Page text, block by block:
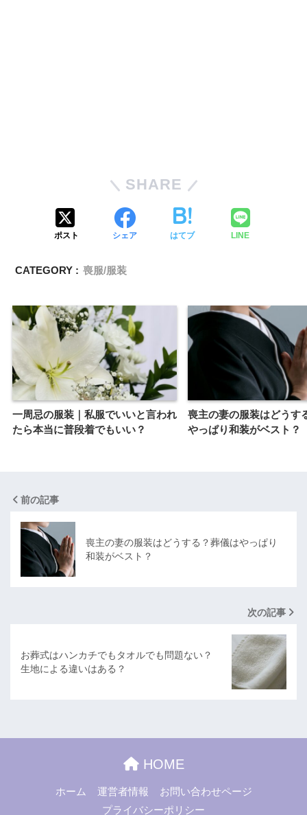
SHARE
ポスト シェア はてブ LINE
CATEGORY : 喪服/服装
一周忌の服装｜私服でいいと言われ
たら本当に普段着でもいい？
喪主の妻の服装はどうす
やっぱり和装がベスト？
前の記事
喪主の妻の服装はどうする？葬儀はやっぱり
和装がベスト？
次の記事
お葬式はハンカチでもタオルでも問題ない？
生地による違いはある？
HOME
ホーム 運営者情報
お問い合わせページ
プライバシーポリシー